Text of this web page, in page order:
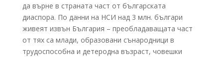
да върне в страната част от българската
диаспора. По данни на НСИ над 3 млн. българи
живеят извън България – преобладаващата част
от тях са млади, образовани сънародници в
трудоспособна и детеродна възраст, човешки